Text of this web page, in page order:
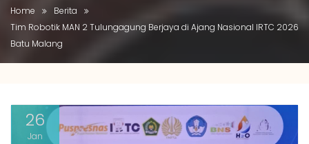
Home
Berita
Tim Robotik MAN 2 Tulungagung Berjaya di Ajang Nasional IRTC 2026
Batu Malang
26
Jan